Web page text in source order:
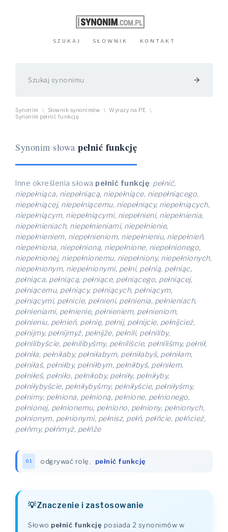
SZUKAJ SŁOWNIK KONTAKT
arrow_forward
Synonim \ Słownik synonimów \ Wyrazy na PE \
Synonim pełnić funkcję
Synonim słowa pełnić funkcję
Inne określenia słowa pełnić funkcję: pełnić,
niepełniąca, niepełniącą, niepełniące, niepełniącego,
niepełniącej, niepełniącemu, niepełniący, niepełniących,
niepełniącym, niepełniącymi, niepełnieni, niepełnienia,
niepełnieniach, niepełnieniami, niepełnienie,
niepełnieniem, niepełnieniom, niepełnieniu, niepełnień,
niepełniona, niepełnioną, niepełnione, niepełnionego,
niepełnionej, niepełnionemu, niepełniony, niepełnionych,
niepełnionym, niepełnionymi, pełni, pełnią, pełniąc,
pełniąca, pełniącą, pełniące, pełniącego, pełniącej,
pełniącemu, pełniący, pełniących, pełniącym,
pełniącymi, pełnicie, pełnieni, pełnienia, pełnieniach,
pełnieniami, pełnienie, pełnieniem, pełnieniom,
pełnieniu, pełnień, pełnię, pełnij, pełnijcie, pełnijcież,
pełnijmy, pełnijmyż, pełnijże, pełnili, pełniliby,
pełnilibyście, pełnilibyśmy, pełniliście, pełniliśmy, pełnił,
pełniła, pełniłaby, pełniłabym, pełniłabyś, pełniłam,
pełniłaś, pełniłby, pełniłbym, pełniłbyś, pełniłem,
pełniłeś, pełniło, pełniłoby, pełniły, pełniłyby,
pełniłybyście, pełniłybyśmy, pełniłyście, pełniłyśmy,
pełnimy, pełniona, pełnioną, pełnione, pełnionego,
pełnionej, pełnionemu, pełniono, pełniony, pełnionych,
pełnionym, pełnionymi, pełnisz, pełń, pełńcie, pełńcież,
pełńmy, pełńmyż, pełńże
01 odgrywać rolę pełnić funkcję
Znaczenie i zastosowanie
Słowo pełnić funkcję posiada 2 synonimów w